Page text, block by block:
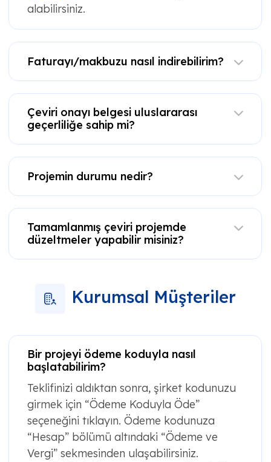
alabilirsiniz.
Faturayı/makbuzu nasıl indirebilirim?
Çeviri onayı belgesi uluslararası
geçerliliğe sahip mi?
Projemin durumu nedir?
Tamamlanmış çeviri projemde
düzeltmeler yapabilir misiniz?
Kurumsal Müşteriler
Bir projeyi ödeme koduyla nasıl
başlatabilirim?
Teklifinizi aldıktan sonra, şirket kodunuzu
girmek için “Ödeme Koduyla Öde”
seçeneğini tıklayın. Ödeme kodunuza
“Hesap” bölümü altındaki “Ödeme ve
Vergi” sekmesinden ulaşabilirsiniz.